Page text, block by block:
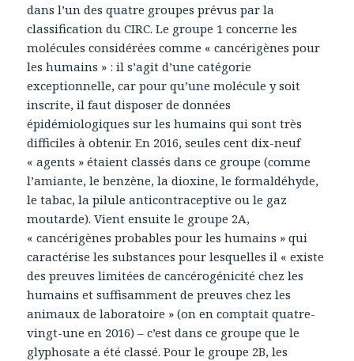
dans l’un des quatre groupes prévus par la
classification du CIRC. Le groupe 1 concerne les
molécules considérées comme « cancérigènes pour
les humains » : il s’agit d’une catégorie
exceptionnelle, car pour qu’une molécule y soit
inscrite, il faut disposer de données
épidémiologiques sur les humains qui sont très
difficiles à obtenir. En 2016, seules cent dix-neuf
« agents » étaient classés dans ce groupe (comme
l’amiante, le benzène, la dioxine, le formaldéhyde,
le tabac, la pilule anticontraceptive ou le gaz
moutarde). Vient ensuite le groupe 2A,
« cancérigènes probables pour les humains » qui
caractérise les substances pour lesquelles il « existe
des preuves limitées de cancérogénicité chez les
humains et suffisamment de preuves chez les
animaux de laboratoire » (on en comptait quatre-
vingt-une en 2016) – c’est dans ce groupe que le
glyphosate a été classé. Pour le groupe 2B, les